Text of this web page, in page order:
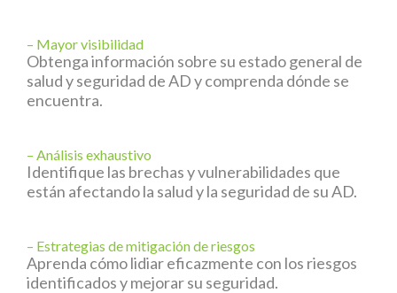
– Mayor visibilidad
Obtenga información sobre su estado general de
salud y seguridad de AD y comprenda dónde se
encuentra.
– Análisis exhaustivo
Identifique las brechas y vulnerabilidades que
están afectando la salud y la seguridad de su AD.
– Estrategias de mitigación de riesgos
Aprenda cómo lidiar eficazmente con los riesgos
identificados y mejorar su seguridad.